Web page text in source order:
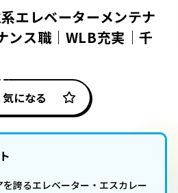
エレベーターメンテナ
ンス職｜WLB充実｜千
気になる
誇るエレベーター・エスカレー